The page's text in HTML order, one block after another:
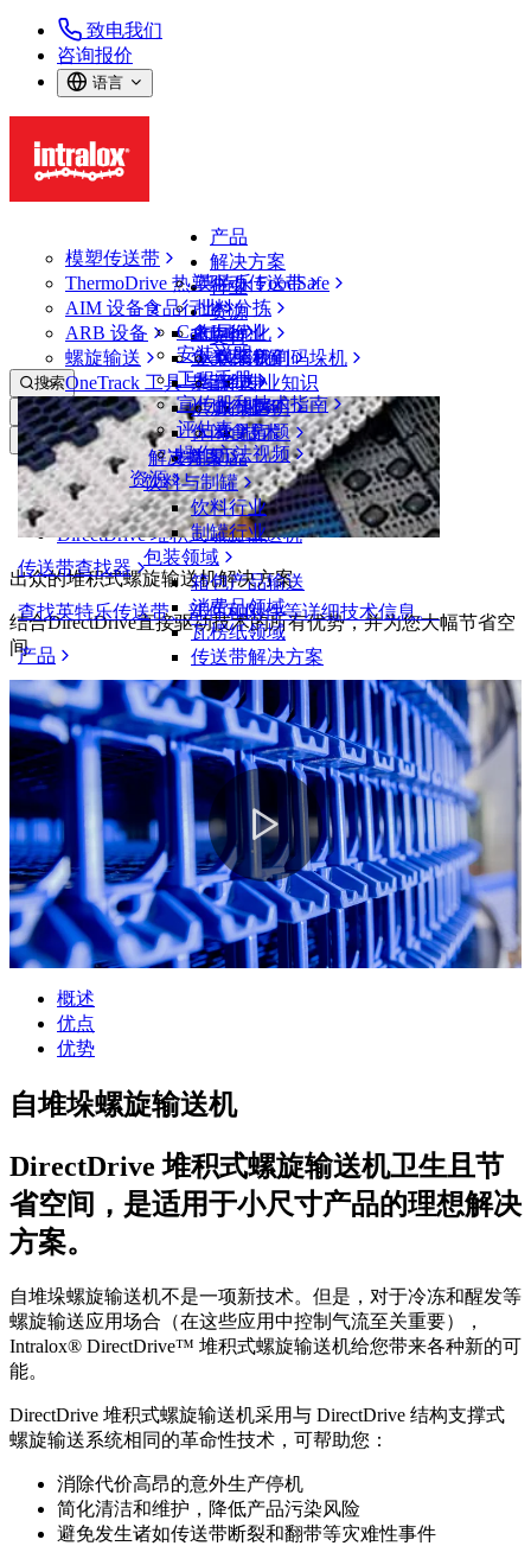
致电我们
咨询报价
语言
产品
模塑传送带
ThermoDrive 热塑驱动传送带
AIM 设备
ARB 设备
螺旋输送
OneTrack 工具与组件
传送带查找器
查找英特乐传送带、部件和附件等详细技术信息。
产品
解决方案
英特乐 FoodSafe
批料分拣
布局优化
从包装机到码垛机
专业知识
服务
技术
解决方案
行业
食品行业
禽肉行业
鱼类和海鲜
果蔬行业
烘焙行业
休闲食品
乳制品
饮料与制罐
饮料行业
制罐行业
包装领域
箱包产品输送
消费品领域
瓦楞纸领域
传送带解决方案
物流和物料搬运
电商和配送
邮政和快递
轮胎和汽车
轮胎
汽车领域
新能源汽车动力电池
工业
行业概览
资源
CalcLab
安装说明
工程手册
宣传册和技术指南
评估表
操作方法视频
资源
支持
联系我们
保证
政策声明
常见问题
支持
搜索
打开菜单
螺旋输送
产品
螺旋输送
DirectDrive 堆积式螺旋输送机
出众的堆积式螺旋输送机解决方案
结合DirectDrive直接驱动技术的所有优势，并为您大幅节省空
间
概述
优点
优势
自堆垛螺旋输送机
DirectDrive 堆积式螺旋输送机卫生且节
省空间，是适用于小尺寸产品的理想解决
方案。
自堆垛螺旋输送机不是一项新技术。但是，对于冷冻和醒发等
螺旋输送应用场合（在这些应用中控制气流至关重要），
Intralox® DirectDrive™ 堆积式螺旋输送机给您带来各种新的可
能。
DirectDrive 堆积式螺旋输送机采用与 DirectDrive 结构支撑式
螺旋输送系统相同的革命性技术，可帮助您：
消除代价高昂的意外生产停机
简化清洁和维护，降低产品污染风险
避免发生诸如传送带断裂和翻带等灾难性事件